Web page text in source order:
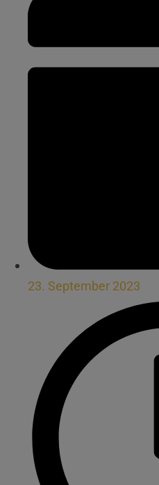
23. September 2023